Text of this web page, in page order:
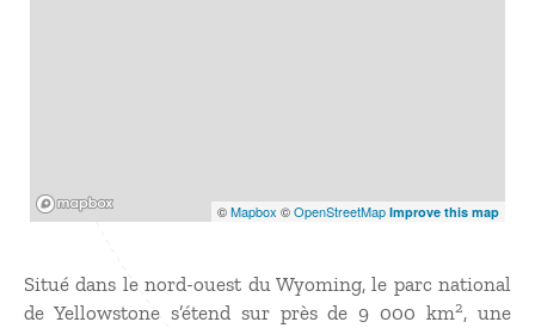
©Mapbox ©OpenStreetMap Improve this map
Situé dans le nord-ouest du Wyoming, le parc national
de Yellowstone s’étend sur près de 9 000 km2, une